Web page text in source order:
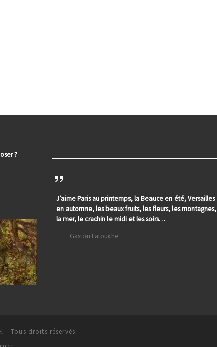
?
J’aime Paris au printemps, la Beauce en été, Versailles
en automne, les beaux fruits, les fleurs, les montagnes,
la mer, le crachin le midi et les soirs…
Gaston Latouche
– Tous droits réservés